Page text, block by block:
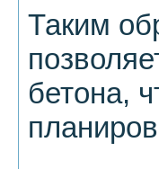
Таким
бетона,